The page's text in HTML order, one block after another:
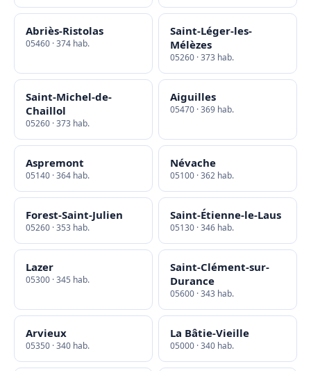
Abriès-Ristolas
05460 · 374 hab.
Saint-Léger-les-
Mélèzes
05260 · 373 hab.
Saint-Michel-de-
Chaillol
05260 · 373 hab.
Aiguilles
05470 · 369 hab.
Aspremont
05140 · 364 hab.
Névache
05100 · 362 hab.
Forest-Saint-Julien
05260 · 353 hab.
Saint-Étienne-le-Laus
05130 · 346 hab.
Lazer
05300 · 345 hab.
Saint-Clément-sur-
Durance
05600 · 343 hab.
Arvieux
05350 · 340 hab.
La Bâtie-Vieille
05000 · 340 hab.